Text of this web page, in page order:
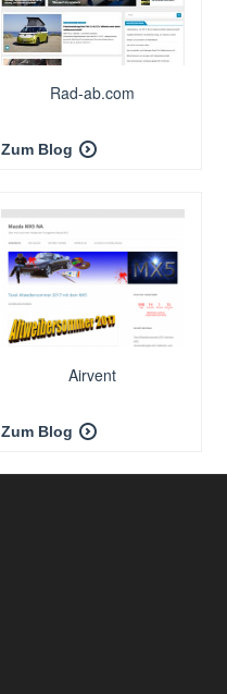
Rad-ab.com
Zum Blog
Airvent
Zum Blog